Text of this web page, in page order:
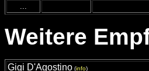
...
Weitere
Gigi D'Agostino (info)